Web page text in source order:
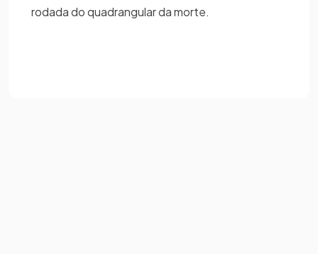
rodada do quadrangular da morte.